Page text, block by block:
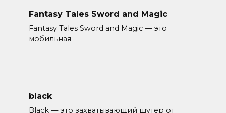
Fantasy Tales Sword and Magic
Fantasy Tales Sword and Magic — это
мобильная
black
Black — это захватывающий шутер от